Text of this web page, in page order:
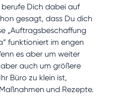
Dich dabei auf
gesagt, dass Du dich
„Auftragsbeschaffung
funktioniert im engen
es aber um weiter
auch um größere
Büro zu klein ist,
und Rezepte.